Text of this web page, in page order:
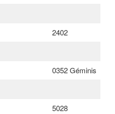
2402
0352 Géminis
5028